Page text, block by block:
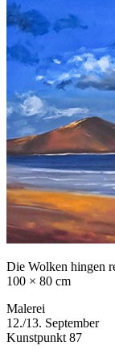
Die Wolken hingen
100 × 80 cm
Malerei
12./13. September
Kunstpunkt 87